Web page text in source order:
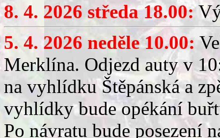
8. 4. 2026 středa 18.00:
5. 4. 2026 neděle 10.00:
Merklína. Odjezd auty v
na vyhlídku Štěpánská a
vyhlídky bude opékání
Po návratu bude posezení